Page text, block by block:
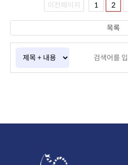
이전페이지 1 2
목록